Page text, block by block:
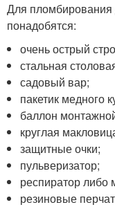
Для пломбирования
понадобятся:
очень острый
стальная
садовый вар;
пакетик медного
баллон
круглая
защитные очки;
пульверизатор;
респиратор либо
резиновые